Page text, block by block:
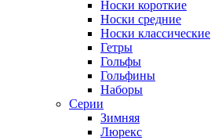
Носки короткие
Носки средние
Носки классические
Гетры
Гольфы
Гольфины
Наборы
Серии
Зимняя
Люрекс